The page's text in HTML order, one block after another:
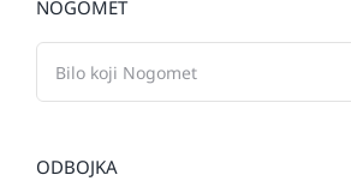
NOGOMET
ODBOJKA